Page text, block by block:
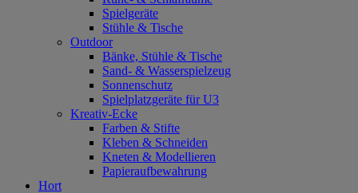
Spielgeräte
Stühle & Tische
Outdoor
Bänke, Stühle & Tische
Sand- & Wasserspielzeug
Sonnenschutz
Spielplatzgeräte für U3
Kreativ-Ecke
Farben & Stifte
Kleben & Schneiden
Kneten & Modellieren
Papieraufbewahrung
Hort